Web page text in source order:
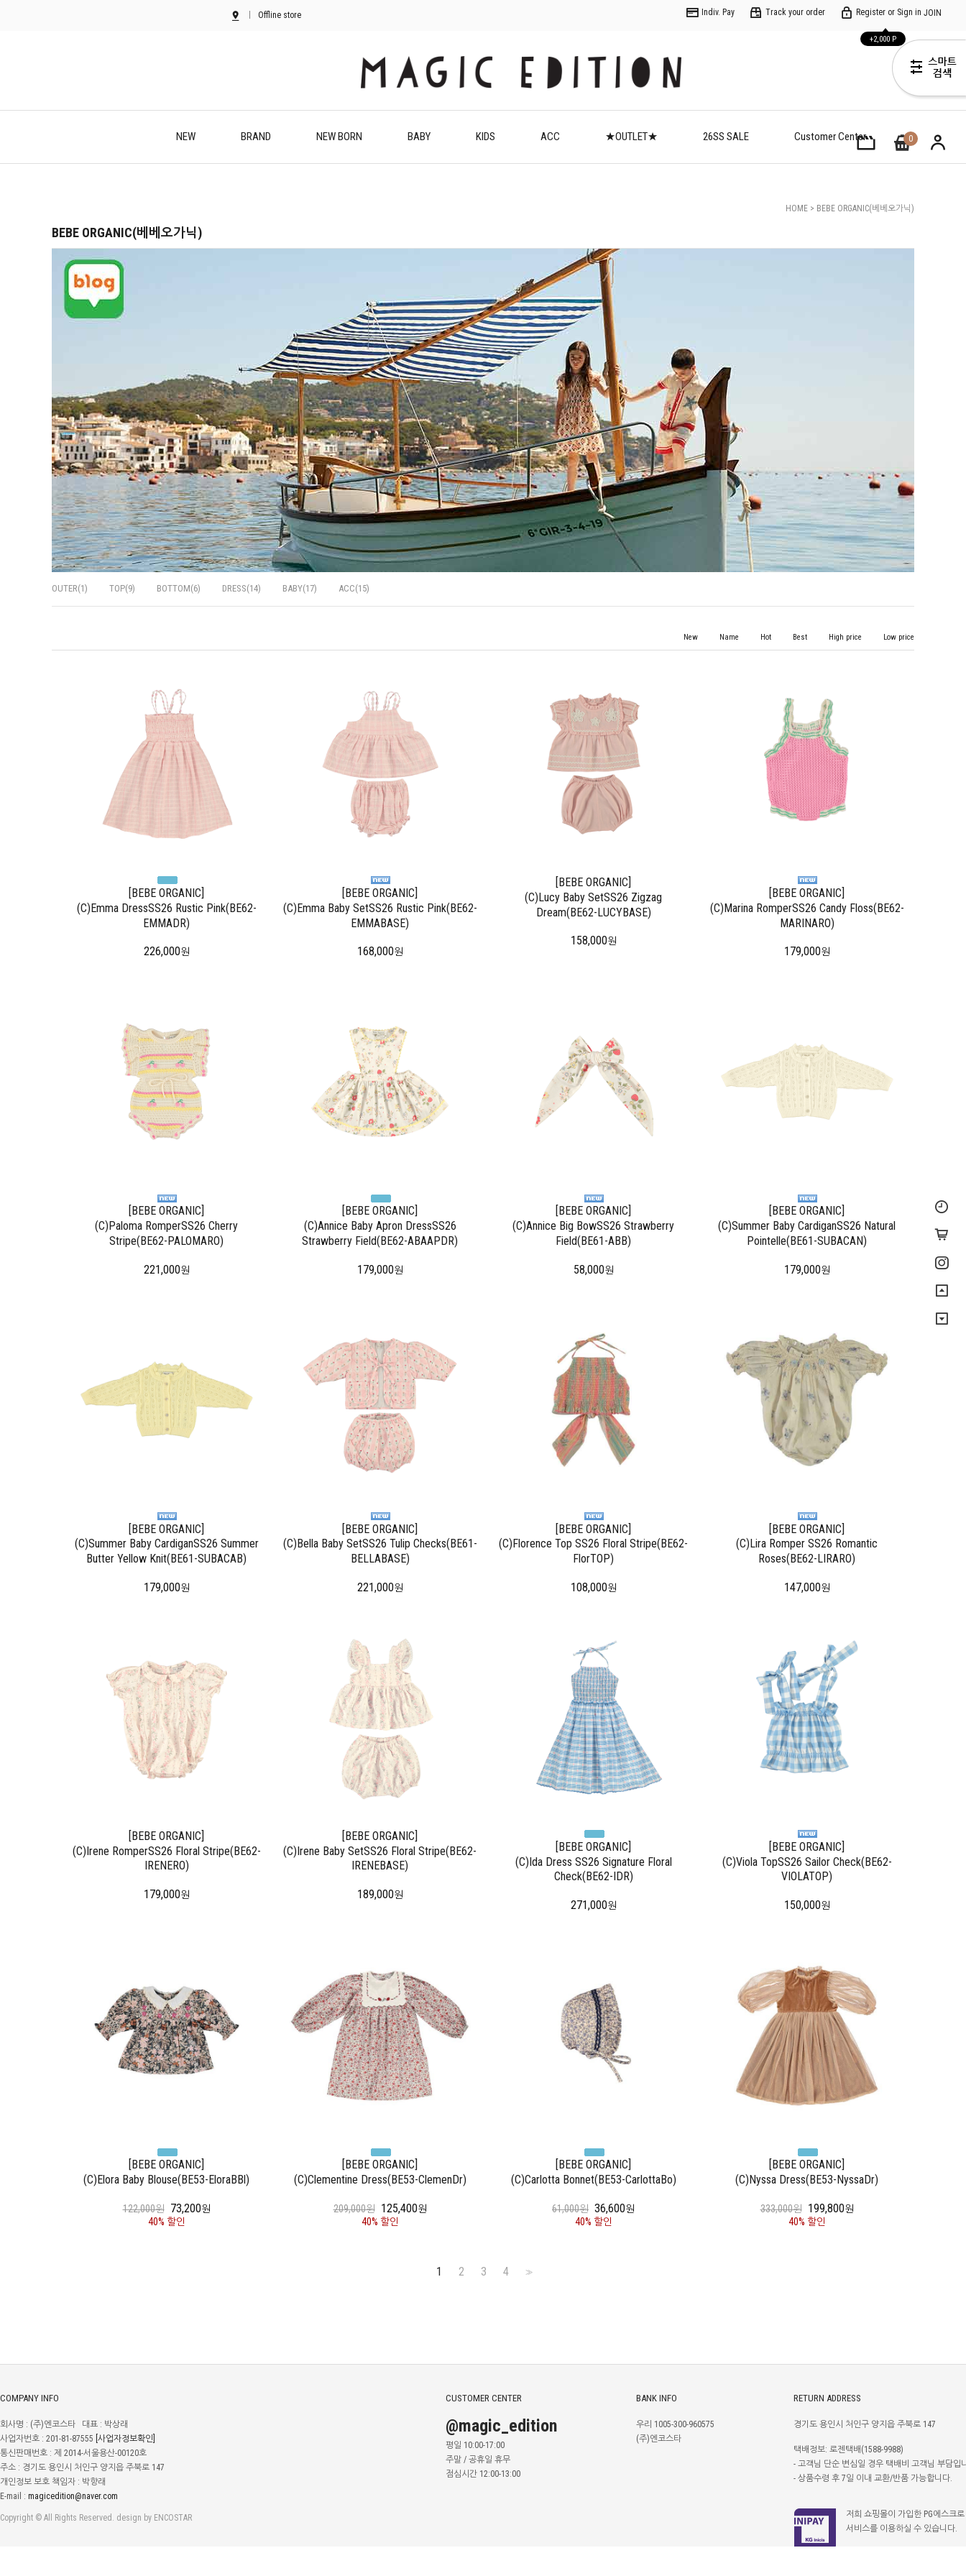
Offline store Indiv. Pay Track your order Register or Sign in JOIN
+2,000 P
NEW BRAND NEW BORN BABY KIDS ACC ★OUTLET★ 26SS SALE Customer Center 0
HOME > BEBE ORGANIC(베베오가닉)
BEBE ORGANIC(베베오가닉)
OUTER(1) TOP(9) BOTTOM(6) DRESS(14) BABY(17) ACC(15)
New Name Hot Best High price Low price
[BEBE ORGANIC]
(C)Emma DressSS26 Rustic Pink(BE62-
EMMADR)
226,000원
[BEBE ORGANIC]
(C)Emma Baby SetSS26 Rustic Pink(BE62-
EMMABASE)
168,000원
[BEBE ORGANIC]
(C)Lucy Baby SetSS26 Zigzag
Dream(BE62-LUCYBASE)
158,000원
[BEBE ORGANIC]
(C)Marina RomperSS26 Candy Floss(BE62-
MARINARO)
179,000원
[BEBE ORGANIC]
(C)Paloma RomperSS26 Cherry
Stripe(BE62-PALOMARO)
221,000원
[BEBE ORGANIC]
(C)Annice Baby Apron DressSS26
Strawberry Field(BE62-ABAAPDR)
179,000원
[BEBE ORGANIC]
(C)Annice Big BowSS26 Strawberry
Field(BE61-ABB)
58,000원
[BEBE ORGANIC]
(C)Summer Baby CardiganSS26 Natural
Pointelle(BE61-SUBACAN)
179,000원
[BEBE ORGANIC]
(C)Summer Baby CardiganSS26 Summer
Butter Yellow Knit(BE61-SUBACAB)
179,000원
[BEBE ORGANIC]
(C)Bella Baby SetSS26 Tulip Checks(BE61-
BELLABASE)
221,000원
[BEBE ORGANIC]
(C)Florence Top SS26 Floral Stripe(BE62-
FlorTOP)
108,000원
[BEBE ORGANIC]
(C)Lira Romper SS26 Romantic
Roses(BE62-LIRARO)
147,000원
[BEBE ORGANIC]
(C)Irene RomperSS26 Floral Stripe(BE62-
IRENERO)
179,000원
[BEBE ORGANIC]
(C)Irene Baby SetSS26 Floral Stripe(BE62-
IRENEBASE)
189,000원
[BEBE ORGANIC]
(C)Ida Dress SS26 Signature Floral
Check(BE62-IDR)
271,000원
[BEBE ORGANIC]
(C)Viola TopSS26 Sailor Check(BE62-
VIOLATOP)
150,000원
[BEBE ORGANIC]
(C)Elora Baby Blouse(BE53-EloraBBl)
122,000원 73,200원
40% 할인
[BEBE ORGANIC]
(C)Clementine Dress(BE53-ClemenDr)
209,000원 125,400원
40% 할인
[BEBE ORGANIC]
(C)Carlotta Bonnet(BE53-CarlottaBo)
61,000원 36,600원
40% 할인
[BEBE ORGANIC]
(C)Nyssa Dress(BE53-NyssaDr)
333,000원 199,800원
40% 할인
1 2 3 4 >>
COMPANY INFO
회사명 : (주)엔코스타 대표 : 박상래
사업자번호 : 201-81-87555 [사업자정보확인]
통신판매번호 : 제 2014-서울용산-00120호
주소 : 경기도 용인시 처인구 양지읍 주북로 147
개인정보 보호 책임자 : 박향래
E-mail : magicedition@naver.com
Copyright © All Rights Reserved. design by ENCOSTAR
CUSTOMER CENTER
@magic_edition
평일 10:00-17:00
주말 / 공휴일 휴무
점심시간 12:00-13:00
BANK INFO
우리 1005-300-960575
(주)엔코스타
RETURN ADDRESS
경기도 용인시 처인구 양지읍 주북로 147
택배정보: 로젠택배(1588-9988)
- 고객님 단순 변심일 경우 택배비 고객님 부담입
- 상품수령 후 7일 이내 교환/반품 가능합니다.
저희 쇼핑몰이 가입한 PG에스크로
서비스를 이용하실 수 있습니다.